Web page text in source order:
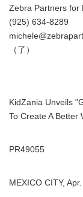
Zebra Partners for
(925) 634-8289
（了）
KidZania Unveils
To Create A Better
PR49055
MEXICO CITY,